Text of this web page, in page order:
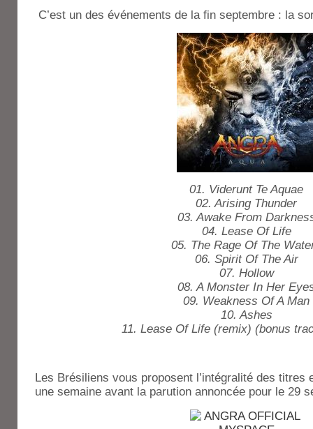
C’est un des événements de la fin septembre : la
01. Viderunt Te Aquae
02. Arising Thunder
03. Awake From
04. Lease Of Life
05. The Rage Of The
06. Spirit Of The Air
07. Hollow
08. A Monster In Her
09. Weakness Of A Man
10. Ashes
11. Lease Of Life (remix) (bonus
Les Brésiliens vous proposent l’intégralité des titres
une semaine avant la parution annoncée pour le 29